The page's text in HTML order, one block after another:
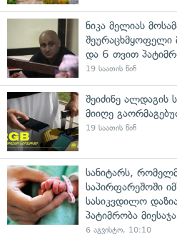
ნიკა მელიას
შეურაცხმყოფელი
და 6 თვით
19 საათის წინ
შეიძინე ალდაგის
მიიღე
19 საათის წინ
სანიტარს,
საპირფარეშოში
სასიკვდილო
პატიმრობა მიესაჯა
6 აგვისტო, 10:10